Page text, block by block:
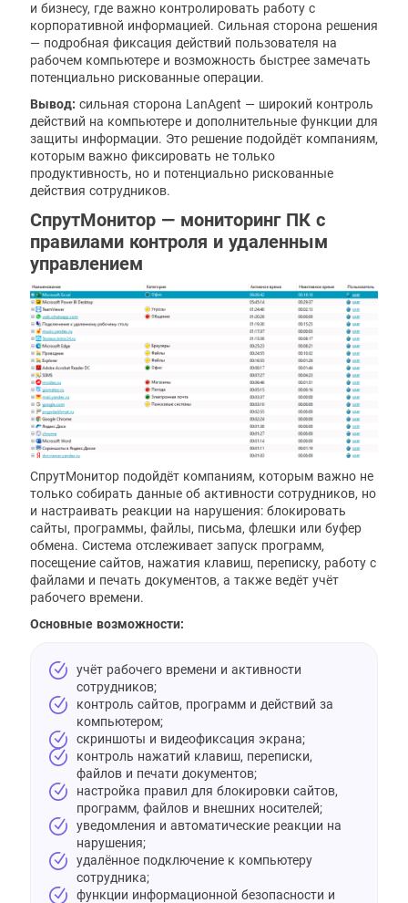
и бизнесу, где важно контролировать работу с
корпоративной информацией. Сильная сторона решения
— подробная фиксация действий пользователя на
рабочем компьютере и возможность быстрее замечать
потенциально рискованные операции.
Вывод: сильная сторона LanAgent — широкий контроль
действий на компьютере и дополнительные функции для
защиты информации. Это решение подойдёт компаниям,
которым важно фиксировать не только
продуктивность, но и потенциально рискованные
действия сотрудников.
СпрутМонитор — мониторинг ПК с
правилами контроля и удаленным
управлением
СпрутМонитор подойдёт компаниям, которым важно не
только собирать данные об активности сотрудников, но
и настраивать реакции на нарушения: блокировать
сайты, программы, файлы, письма, флешки или буфер
обмена. Система отслеживает запуск программ,
посещение сайтов, нажатия клавиш, переписку, работу с
файлами и печать документов, а также ведёт учёт
рабочего времени.
Основные возможности:
учёт рабочего времени и активности
сотрудников;
контроль сайтов, программ и действий за
компьютером;
скриншоты и видеофиксация экрана;
контроль нажатий клавиш, переписки,
файлов и печати документов;
настройка правил для блокировки сайтов,
программ, файлов и внешних носителей;
уведомления и автоматические реакции на
нарушения;
удалённое подключение к компьютеру
сотрудника;
функции информационной безопасности и